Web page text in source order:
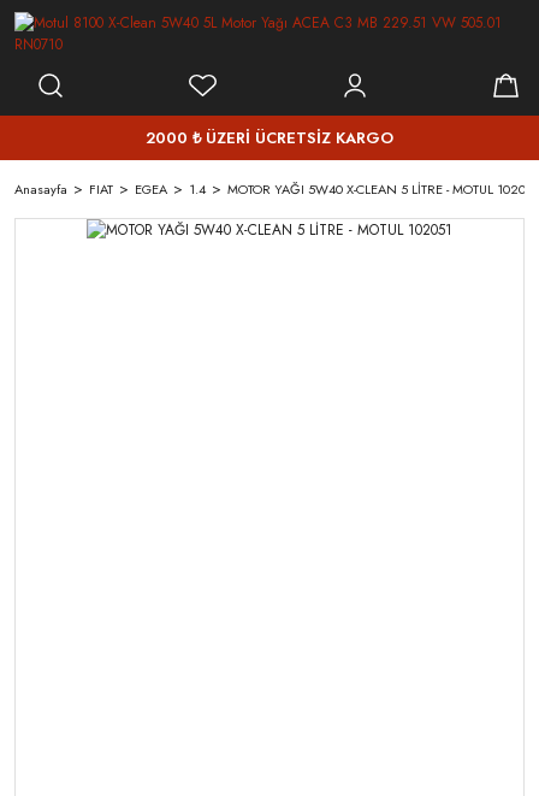
2000 ₺ ÜZERİ ÜCRETSİZ KARGO
Anasayfa FIAT EGEA 1.4 MOTOR YAĞI 5W40 X-CLEAN 5 LİTRE - MOTUL 102051